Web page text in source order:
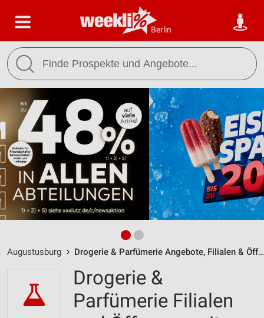
Berlin
Augustusburg Drogerie & Parfümerie Angebote, Filialen & Öffnungszeiten
Drogerie &
Parfümerie Filialen